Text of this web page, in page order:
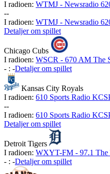
I radioen: WTMJ - Newsradio
--
I radioen: WTMJ - Newsradio
Detaljer om spillet
Chicago Cubs
I radioen: WSCR - 670 AM The
- : -Detaljer om spillet
Kansas City Royals
I radioen: 610 Sports Radio
--
I radioen: 610 Sports Radio
Detaljer om spillet
Detroit Tigers
I radioen: WXYT-FM - 97.1 The
- : -Detaljer om spillet